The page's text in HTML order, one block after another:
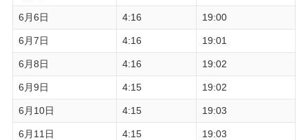
6月6日 4:16 19:00
6月7日 4:16 19:01
6月8日 4:16 19:02
6月9日 4:15 19:02
6月10日 4:15 19:03
6月11日 4:15 19:03